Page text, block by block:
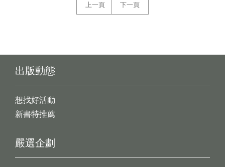
上一頁 下一頁
出版動態
想找好活動
新書特推薦
嚴選企劃